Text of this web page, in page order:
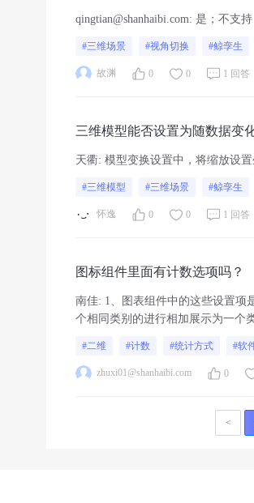
qingtian@shanhaibi.com: 是；不支持
#三维场景 #视角切换 #鲸孪生
故渊 0 0 1 回答
三维模型能否设置为随数据变
天衢: 模型变换设置中，将缩放设
#三维模型 #三维场景 #鲸孪生
怀逸 0 0 1 回答
图标组件里面有计数选项吗？
南佳: 1、图表组件中的这些设置项
个相同类别的进行相加展示为一个
#二维 #计数 #统计方式 #软
zhuxi01@shanhaibi.com 0
<